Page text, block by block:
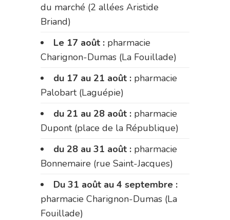
du marché (2 allées Aristide
Briand)
Le 17 août : pharmacie
Charignon-Dumas (La Fouillade)
du 17 au 21 août : pharmacie
Palobart (Laguépie)
du 21 au 28 août : pharmacie
Dupont (place de la République)
du 28 au 31 août : pharmacie
Bonnemaire (rue Saint-Jacques)
Du 31 août au 4 septembre :
pharmacie Charignon-Dumas (La
Fouillade)